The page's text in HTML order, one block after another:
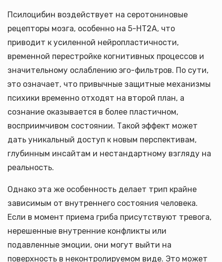
Псилоцибин воздействует на серотониновые
рецепторы мозга, особенно на 5-HT2A, что
приводит к усиленной нейропластичности,
временной перестройке когнитивных процессов и
значительному ослаблению эго-фильтров. По сути,
это означает, что привычные защитные механизмы
психики временно отходят на второй план, а
сознание оказывается в более пластичном,
восприимчивом состоянии. Такой эффект может
дать уникальный доступ к новым перспективам,
глубинным инсайтам и нестандартному взгляду на
реальность.
Однако эта же особенность делает трип крайне
зависимым от внутреннего состояния человека.
Если в момент приема гриба присутствуют тревога,
нерешенные внутренние конфликты или
подавленные эмоции, они могут выйти на
поверхность в неконтролируемом виде. Это может